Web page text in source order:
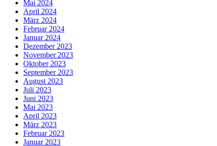
Mai 2024
April 2024
März 2024
Februar 2024
Januar 2024
Dezember 2023
November 2023
Oktober 2023
September 2023
August 2023
Juli 2023
Juni 2023
Mai 2023
April 2023
März 2023
Februar 2023
Januar 2023